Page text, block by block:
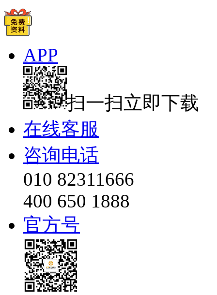
APP
扫一扫立即下载
在线客服
咨询电话
010 82311666
400 650 1888
官方号